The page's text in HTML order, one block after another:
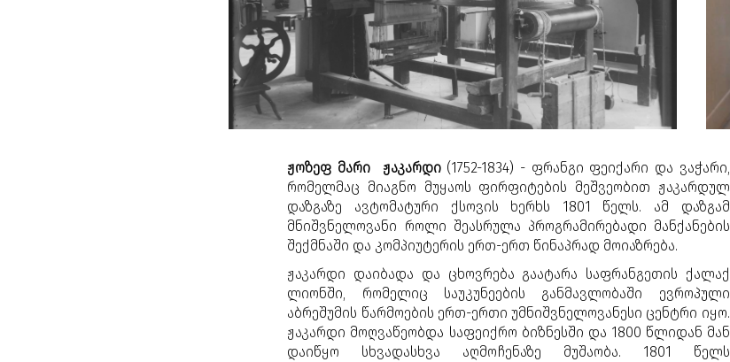
ჟოზეფ მარი ჟაკარდი (1752-1834) - ფრანგი ფეიქარი და ვაჭარი,
რომელმაც მიაგნო მუყაოს ფირფიტების მეშვეობით ჟაკარდულ
დაზგაზე ავტომატური ქსოვის ხერხს 1801 წელს. ამ დაზგამ
მნიშვნელოვანი როლი შეასრულა პროგრამირებადი მანქანების
შექმნაში და კომპიუტერის ერთ-ერთ წინაპრად მოიაზრება.
ჟაკარდი დაიბადა და ცხოვრება გაატარა საფრანგეთის ქალაქ
ლიონში, რომელიც საუკუნეების განმავლობაში ევროპული
აბრეშუმის წარმოების ერთ-ერთი უმნიშვნელოვანესი ცენტრი იყო.
ჟაკარდი მოღვაწეობდა საფეიქრო ბიზნესში და 1800 წლიდან მან
დაიწყო სხვადასხვა აღმოჩენაზე მუშაობა. 1801 წელს